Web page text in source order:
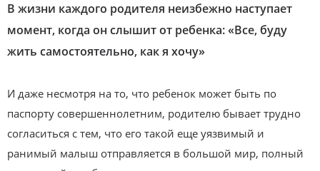
В жизни каждого родителя неизбежно наступает
момент, когда он слышит от ребенка: «Все, буду
жить самостоятельно, как я хочу»
И даже несмотря на то, что ребенок может быть по
паспорту совершеннолетним, родителю бывает трудно
согласиться с тем, что его такой еще уязвимый и
ранимый малыш отправляется в большой мир, полный